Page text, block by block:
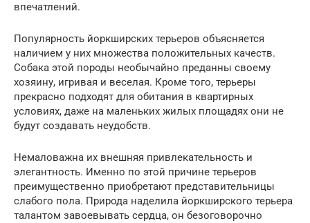
впечатлений.
Популярность йоркширских терьеров объясняется
наличием у них множества положительных качеств.
Собака этой породы необычайно преданны своему
хозяину, игривая и веселая. Кроме того, терьеры
прекрасно подходят для обитания в квартирных
условиях, даже на маленьких жилых площадях они не
будут создавать неудобств.
Немаловажна их внешняя привлекательность и
элегантность. Именно по этой причине терьеров
преимущественно приобретают представительницы
слабого пола. Природа наделила йоркширского терьера
талантом завоевывать сердца, он безоговорочно